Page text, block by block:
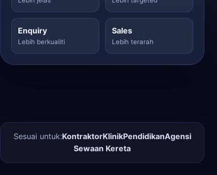
Enquiry
Lebih berkualiti
Sales
Lebih terarah
Sesuai untuk:KontraktorKlinikPendidikanAgensi
Sewaan Kereta